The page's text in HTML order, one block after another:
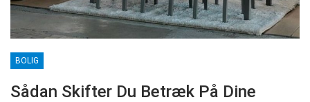
BOLIG
Sådan Skifter Du Betræk På Dine